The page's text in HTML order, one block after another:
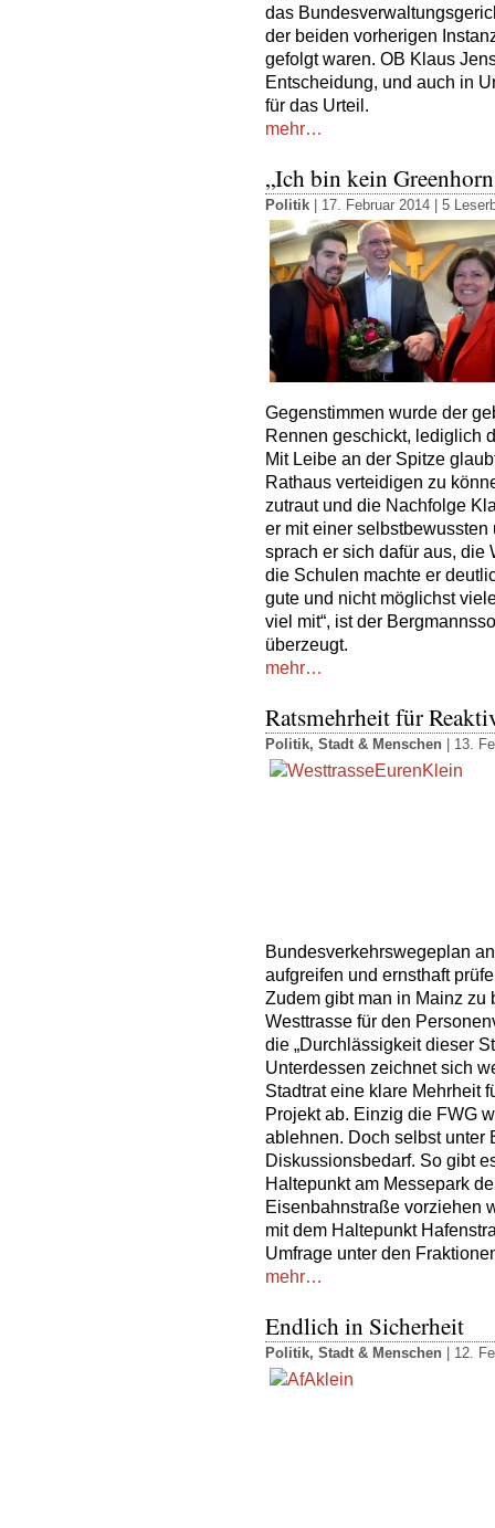
das
der beiden vorherigen
gefolgt waren. OB Klaus
Entscheidung, und auch in
für das Urteil.
mehr…
„Ich bin kein
Politik | 17. Februar 2014 | 5
Gegenstimmen wurde der
Rennen geschickt, lediglich
Mit Leibe an der Spitze
Rathaus verteidigen zu
zutraut und die Nachfolge
er mit einer
sprach er sich dafür aus, die
die Schulen machte er
gute und nicht möglichst
viel mit“, ist der
überzeugt.
mehr…
Ratsmehrheit für
Politik, Stadt & Menschen | 13.
Bundesverkehrswegeplan
aufgreifen und ernsthaft
Zudem gibt man in Mainz
Westtrasse für den
die „Durchlässigkeit dieser
Unterdessen zeichnet sich
Stadtrat eine klare Mehrheit
Projekt ab. Einzig die FWG
ablehnen. Doch selbst unter
Diskussionsbedarf. So gibt
Haltepunkt am Messepark
Eisenbahnstraße vorziehen
mit dem Haltepunkt
Umfrage unter den
mehr…
Endlich in Sicherheit
Politik, Stadt & Menschen | 12.